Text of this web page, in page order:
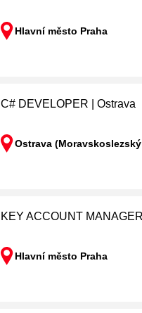
Hlavní město Praha
C# DEVELOPER | Ostrava
Ostrava
KEY ACCOUNT
Hlavní město Praha